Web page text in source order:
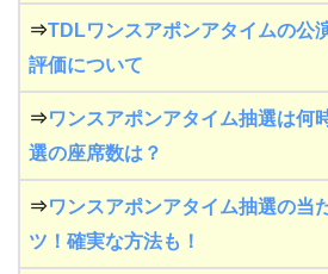
⇒TDLワンスアポンアタイムの公
評価について
⇒ワンスアポンアタイム抽選は何
選の座席数は？
⇒ワンスアポンアタイム抽選の当
ツ！確実な方法も！